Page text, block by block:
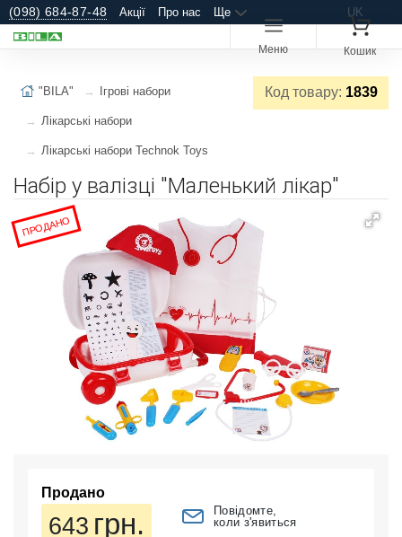
(098) 684-87-48 Акції Про нас Ще UK
Меню Кошик
Код товару: 1839
"BILA" Ігрові набори
Лікарські набори
Лікарські набори Technok Toys
Набір у валізці "Маленький лікар"
ПРОДАНО
Продано
643 грн.
Повідомте,
коли з'явиться